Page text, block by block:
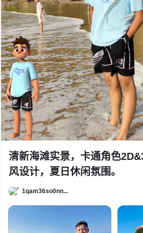
清新海滩实景，卡通角色
风设计，夏日休闲氛围。
1qam36so0nn...